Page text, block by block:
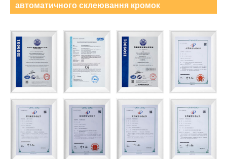
автоматичного склеювання кромок